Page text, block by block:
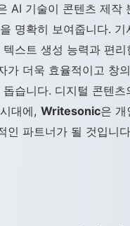
AI 기술이 콘텐츠 제작
명확히 보여줍니다. 기
스트 생성 능력과 편리
가 더욱 효율적이고 창
습니다. 디지털 콘텐츠
대에,Writesonic은 개
인 파트너가 될 것입니